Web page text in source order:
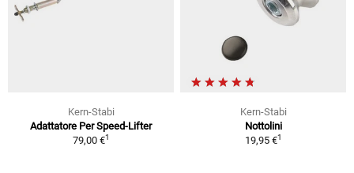
Kern-Stabi
Adattatore Per Speed-Lifter
79,00 €1
Kern-Stabi
Nottolini
19,95 €1